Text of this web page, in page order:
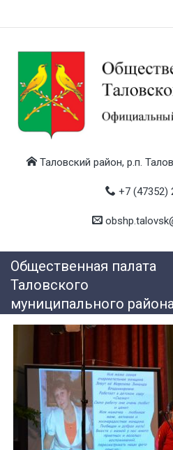
Таловский район, р.п.
+7 (47352)
Общественная палата
Таловского
муниципального района